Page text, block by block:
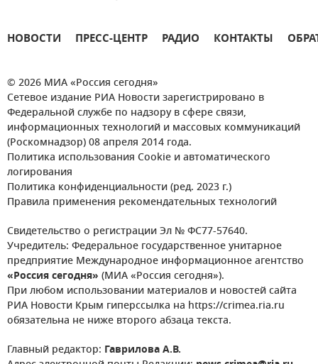
НОВОСТИ ПРЕСС-ЦЕНТР РАДИО КОНТАКТЫ
© 2026 МИА «Россия сегодня»
Сетевое издание РИА Новости зарегистрировано в
Федеральной службе по надзору в сфере связи,
информационных технологий и массовых коммуникаций
(Роскомнадзор) 08 апреля 2014 года.
Политика использования Cookie и автоматического
логирования
Политика конфиденциальности (ред. 2023 г.)
Правила применения рекомендательных технологий
Свидетельство о регистрации Эл № ФС77-57640.
Учредитель: Федеральное государственное унитарное
предприятие Международное информационное агентство
«Россия сегодня» (МИА «Россия сегодня»).
При любом использовании материалов и новостей сайта
РИА Новости Крым гиперссылка на https://crimea.ria.ru
обязательна не ниже второго абзаца текста.
Главный редактор: Гаврилова А.В.